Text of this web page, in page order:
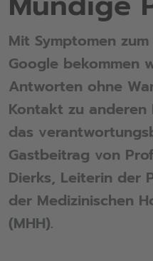
Mit Symptomen
Google bekommen
Antworten ohne
Kontakt zu anderen
das
Gastbeitrag von
Dierks, Leiterin der
der Medizinischen
(MHH).